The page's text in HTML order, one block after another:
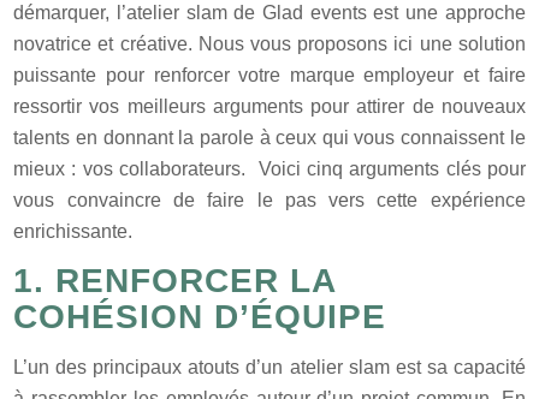
démarquer, l’atelier slam de Glad events est une approche
novatrice et créative. Nous vous proposons ici une solution
puissante pour renforcer votre marque employeur et faire
ressortir vos meilleurs arguments pour attirer de nouveaux
talents en donnant la parole à ceux qui vous connaissent le
mieux : vos collaborateurs. Voici cinq arguments clés pour
vous convaincre de faire le pas vers cette expérience
enrichissante.
1. RENFORCER LA
COHÉSION D’ÉQUIPE
L’un des principaux atouts d’un atelier slam est sa capacité